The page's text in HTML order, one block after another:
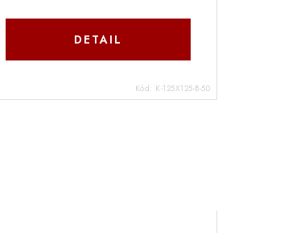
DETAIL
Kód: K-125X125-B-50